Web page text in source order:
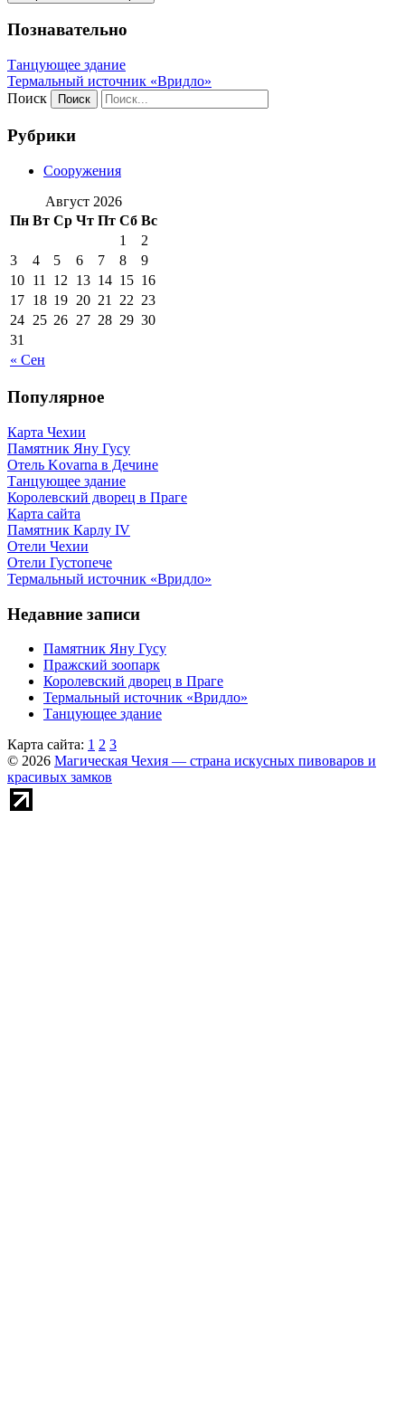
Познавательно
Танцующее здание
Термальный источник «Вридло»
Поиск
Рубрики
Сооружения
Август 2026
Пн Вт Ср Чт Пт Сб Вс
« Сен
1
2
3
4 5 6 7 8
9
10 11 12 13 14 15 16
17 18 19 20 21 22 23
24 25 26 27 28 29 30
31
Популярное
Карта Чехии
Памятник Яну Гусу
Отель Kovarna в Дечине
Танцующее здание
Королевский дворец в Праге
Карта сайта
Памятник Карлу IV
Отели Чехии
Отели Густопече
Термальный источник «Вридло»
Недавние записи
Памятник Яну Гусу
Пражский зоопарк
Королевский дворец в Праге
Термальный источник «Вридло»
Танцующее здание
Карта сайта: 1 2 3
© 2026 Магическая Чехия — страна искусных пивоваров и
красивых замков